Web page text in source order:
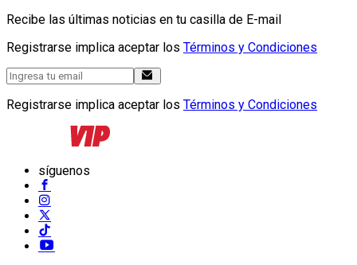
Recibe las últimas noticias en tu casilla de E-mail
Registrarse implica aceptar los Términos y Condiciones
Registrarse implica aceptar los Términos y Condiciones
síguenos